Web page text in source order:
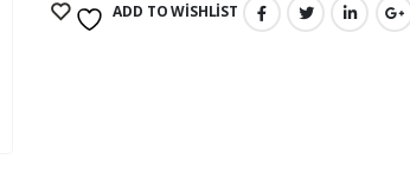
ADD TO WISHLIST